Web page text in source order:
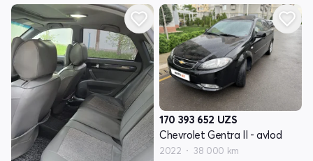
170 393 652 UZS
Chevrolet Gentra II - avlod
2022 38 000 km